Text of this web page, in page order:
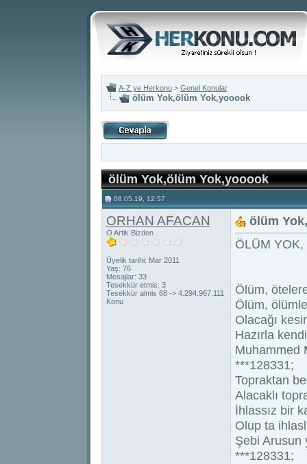
A-Z ye Herkonu > Genel Konular
ölüm Yok,ölüm Yok,yooook
ölüm Yok,ölüm Yok,yooook
08.05.19, 12:57
ORHAN AFACAN
O Artik Bizden
Üyelik tarihi: Mar 2011
Yaş: 76
Mesajlar: 33
Tesekkür etmis: 3
Tesekkür almis 68 -> 4.294.967.111
Konu
ölüm
ÖLÜM
Ölüm,
Ölüm,
Olacağı
Hazırla
Muhammed
***128331;
Topraktan
Alacaklı
İhlassız bir
Olup ta
Şebi Arusun
***128331;